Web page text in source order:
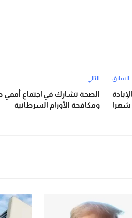
السابق التالي
الصحة تشارك في اجتماع أممي
ومكافحة الأورام السرطانية